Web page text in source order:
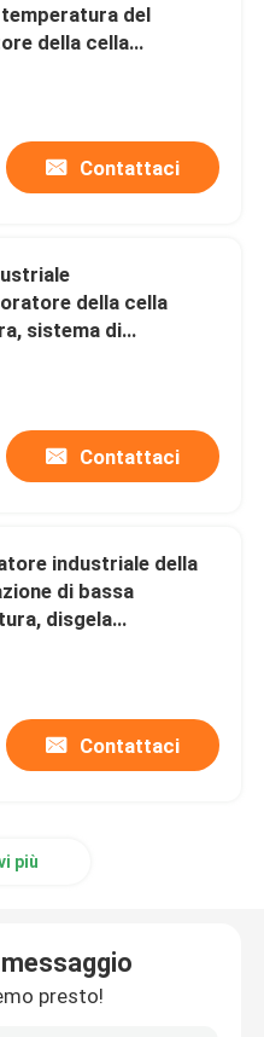
del
della cella
in frigorifero di
Contattaci
della cella
sistema di
della cella
Contattaci
industriale della
di bassa
disgela
più fresco Walkin
Contattaci
più
presto!